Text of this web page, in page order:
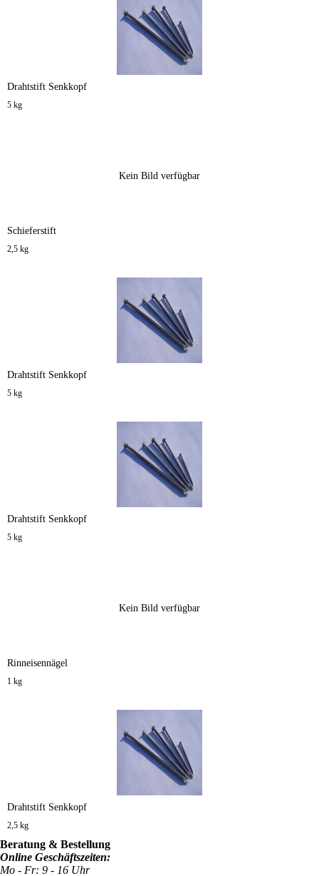
Drahtstift Senkkopf
5 kg
Kein Bild verfügbar
Schieferstift
2,5 kg
Drahtstift Senkkopf
5 kg
Drahtstift Senkkopf
5 kg
Kein Bild verfügbar
Rinneisennägel
1 kg
Drahtstift Senkkopf
2,5 kg
Beratung & Bestellung
Online Geschäftszeiten:
Mo - Fr: 9 - 16 Uhr